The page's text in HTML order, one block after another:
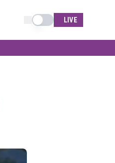
Schimba tema
LIVE